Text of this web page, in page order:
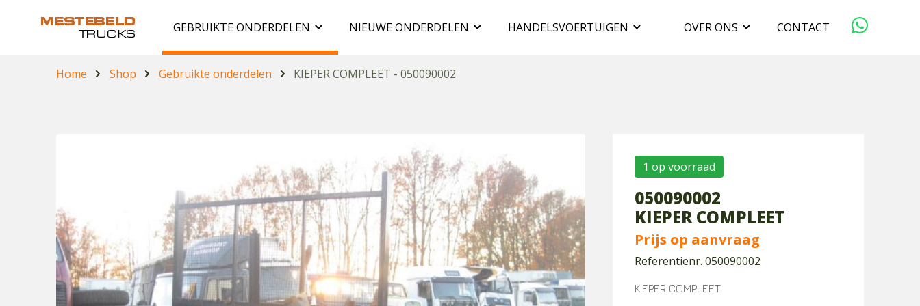
GEBRUIKTE ONDERDELEN NIEUWE ONDERDELEN HANDELSVOERTUIGEN OVER ONS
DUURZAAMHEID
WERKEN BIJ
CONTACT
Home Shop Gebruikte onderdelen KIEPER COMPLEET - 050090002
1 op voorraad
050090002
KIEPER COMPLEET
Prijs op aanvraag
Referentienr. 050090002
KIEPER COMPLEET